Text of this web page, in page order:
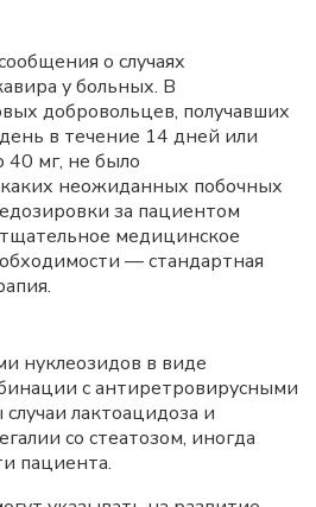
о случаях
у больных. В
добровольцев, получавших
в течение 14 дней или
мг, не было
неожиданных побочных
за пациентом
медицинское
— стандартная
нуклеозидов в виде
с антиретровирусными
лактоацидоза и
со стеатозом, иногда
пациента.